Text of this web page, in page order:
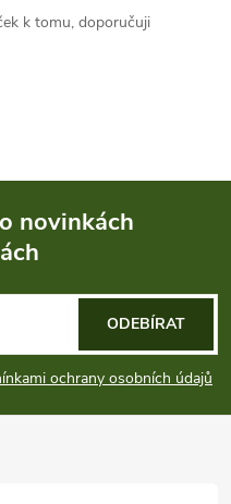
k tomu, doporučuji
novinkách
ochrany osobních údajů
ODEBÍRAT